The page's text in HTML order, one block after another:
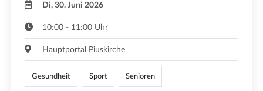
Di, 30. Juni 2026
10:00 - 11:00 Uhr
Hauptportal Piuskirche
Gesundheit Sport Senioren